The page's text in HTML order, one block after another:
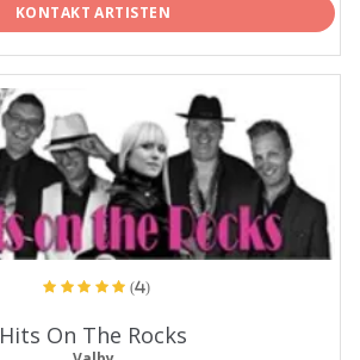
KONTAKT ARTISTEN
(4)
Hits On The Rocks